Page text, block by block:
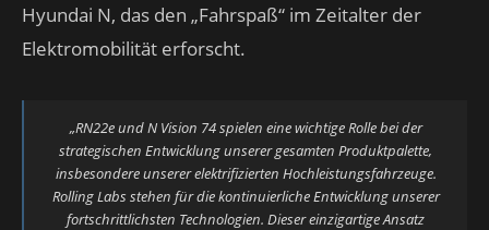
Hyundai N, das den „Fahrspaß“ im Zeitalter der
Elektromobilität erforscht.
„RN22e und N Vision 74 spielen eine wichtige Rolle bei der
strategischen Entwicklung unserer gesamten Produktpalette,
insbesondere unserer elektrifizierten Hochleistungsfahrzeuge.
Rolling Labs stehen für die kontinuierliche Entwicklung unserer
fortschrittlichsten Technologien. Dieser einzigartige Ansatz